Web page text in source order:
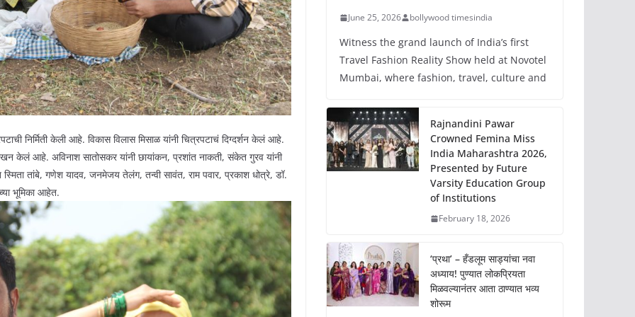
निर्मिती केली आहे. विकास विलास मिसाळ यांनी चित्रपटाचं दिग्दर्शन केलं आहे.
केलं आहे. अविनाश सातोसकर यांनी छायांकन, प्रशांत नाकती, संकेत गुरव यांनी
तांबे, गणेश यादव, जनमेजय तेलंग, तन्वी सावंत, राम पवार, प्रकाश धोत्रे, डॉ.
भूमिका आहेत.
June 25, 2026 bollywood timesindia
Witness the grand launch of India’s first
Travel Fashion Reality Show held at Novotel
Mumbai, where fashion, travel, culture and
Rajnandini Pawar
Crowned Femina Miss
India Maharashtra 2026,
Presented by Future
Varsity Education Group
of Institutions
February 18, 2026
‘प्रथा’ – हँडलूम साड्यांचा नवा
अध्याय! पुण्यात लोकप्रियता
मिळवल्यानंतर आता ठाण्यात भव्य
शोरूम